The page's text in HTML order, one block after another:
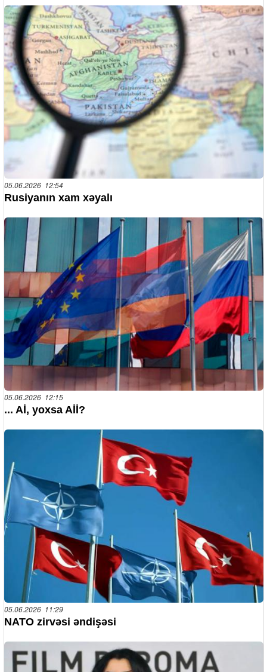
05.06.2026 12:54
Rusiyanın xam xəyalı
05.06.2026 12:15
... Aİ, yoxsa Aİİ?
05.06.2026 11:29
NATO zirvəsi əndişəsi